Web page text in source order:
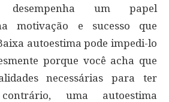
desempenha um papel
motivação e sucesso que
autoestima pode impedi-lo
porque você acha que
necessárias para ter
uma autoestima